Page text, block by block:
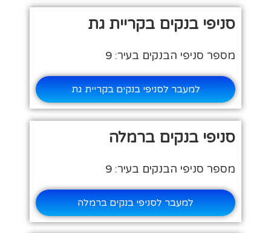
סניפי בנקים בקריית גת
מספר סניפי הבנקים בעיר: 9
למעבר לסניפי בנקים בקריית גת
סניפי בנקים ברמלה
מספר סניפי הבנקים בעיר: 9
למעבר לסניפי בנקים ברמלה